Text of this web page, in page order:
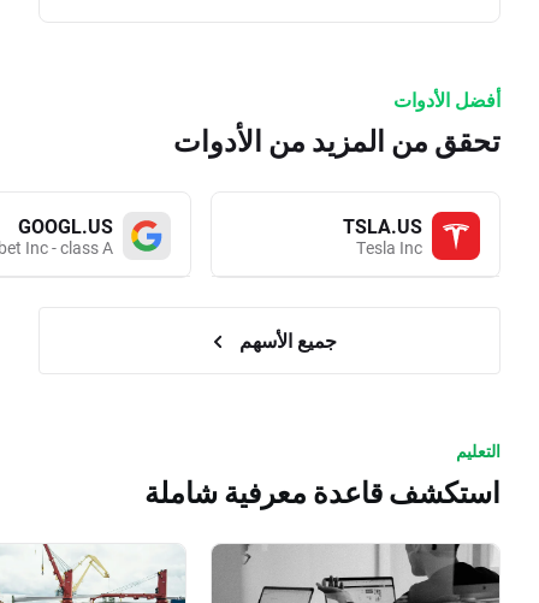
أفضل الأدوات
تحقق من المزيد من الأدوات
TSLA.US
Tesla Inc
GOOGL.US
Inc - class A
جميع الأسهم
التعليم
استكشف قاعدة معرفية شاملة